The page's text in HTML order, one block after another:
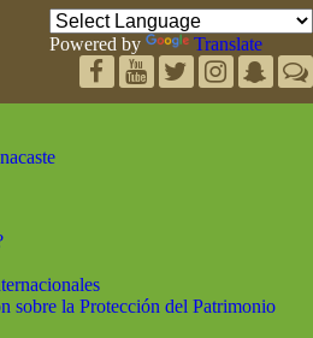
Powered by Translate
sobre la Protección del Patrimonio